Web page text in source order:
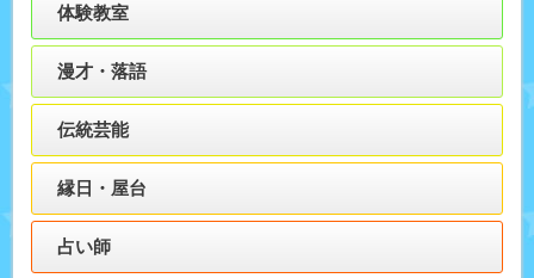
体験教室
漫才・落語
伝統芸能
縁日・屋台
占い師